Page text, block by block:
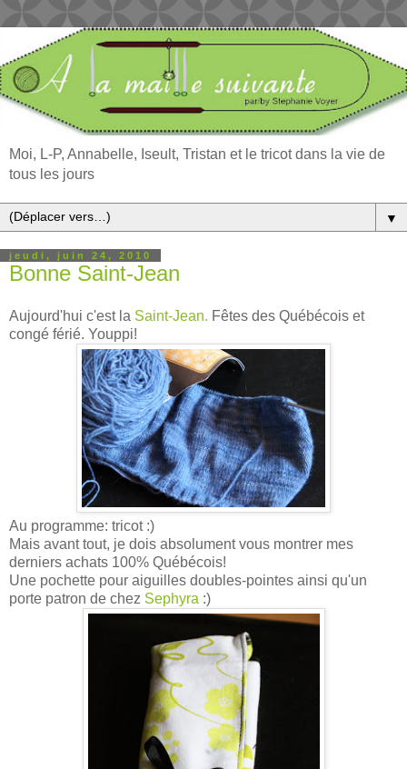
Moi, L-P, Annabelle, Iseult, Tristan et le tricot dans la vie de
tous les jours
▼
jeudi, juin 24, 2010
Bonne Saint-Jean
Aujourd'hui c'est la Saint-Jean. Fêtes des Québécois et
congé férié. Youppi!
Au programme: tricot :)
Mais avant tout, je dois absolument vous montrer mes
derniers achats 100% Québécois!
Une pochette pour aiguilles doubles-pointes ainsi qu'un
porte patron de chez Sephyra :)